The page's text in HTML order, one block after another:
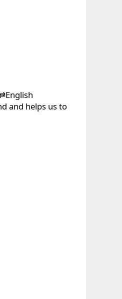
and helps us to